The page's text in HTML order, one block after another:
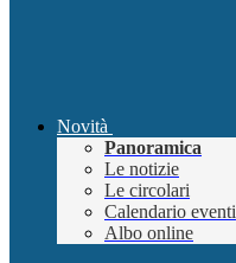
Novità
Panoramica
Le notizie
Le circolari
Calendario eventi
Albo online